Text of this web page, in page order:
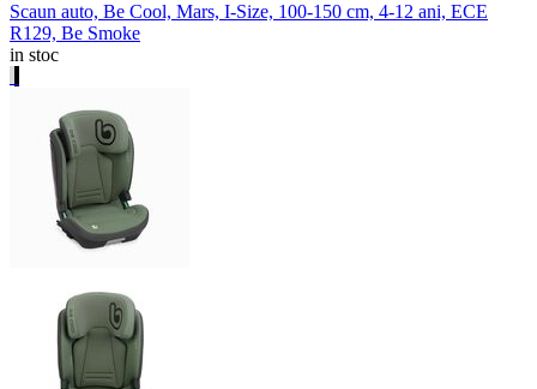
Scaun auto, Be Cool, Mars, I-Size, 100-150 cm, 4-12 ani, ECE
R129, Be Smoke
in stoc